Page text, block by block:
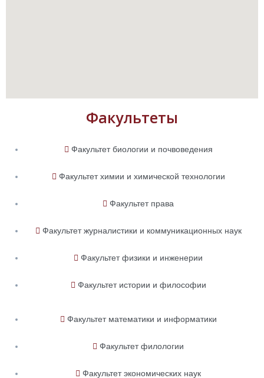
Факультеты
Факультет биологии и почвоведения
Факультет химии и химической технологии
Факультет права
Факультет журналистики и коммуникационных наук
Факультет физики и инженерии
Факультет истории и философии
Факультет математики и информатики
Факультет филологии
Факультет экономических наук